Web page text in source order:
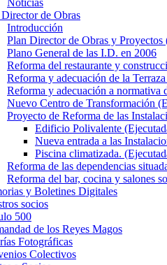
Noticias
de Obras
Introducción
Plan Director de Obras y
Plano General de las I.D. en 2006
Reforma del restaurante y
Reforma y adecuación de la
Reforma y adecuación a normativa
Nuevo Centro de Transformación
Proyecto de Reforma de las
Edificio Polivalente
Nueva entrada a las
Piscina climatizada.
Reforma de las dependencias
Reforma del bar, cocina y salones
y Boletines Digitales
socios
500
de los Reyes Magos
Fotográficas
Colectivos